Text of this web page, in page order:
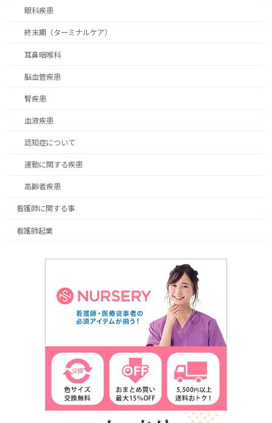
眼科疾患
終末期（ターミナルケア）
耳鼻咽喉科
脳血管疾患
腎疾患
血液疾患
認知症について
運動に関する疾患
高齢者疾患
看護師に関する事
看護師起業